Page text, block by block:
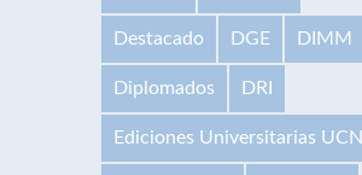
Destacado DGE DIMM
Diplomados DRI
Ediciones Universitarias UCN